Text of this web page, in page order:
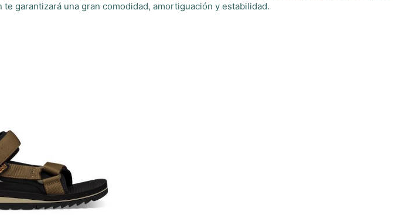
garantizará una gran comodidad, amortiguación y estabilidad.